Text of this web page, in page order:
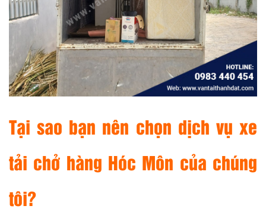
Tại sao bạn nên chọn dịch vụ xe
tải chở hàng Hóc Môn của chúng
tôi?